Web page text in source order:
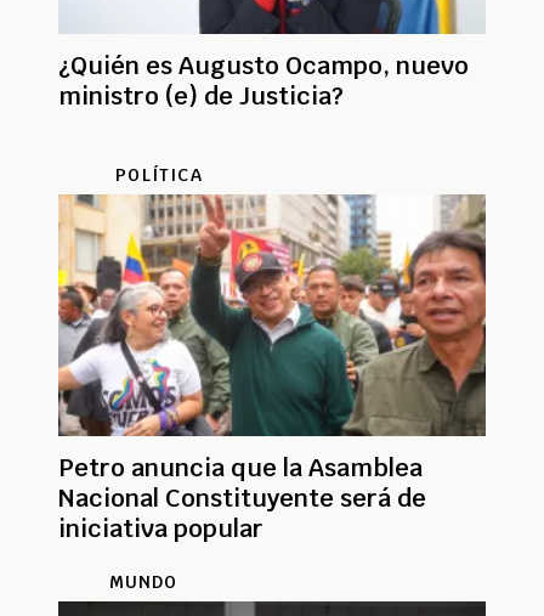
¿Quién es Augusto Ocampo, nuevo
ministro (e) de Justicia?
POLÍTICA
Petro anuncia que la Asamblea
Nacional Constituyente será de
iniciativa popular
MUNDO